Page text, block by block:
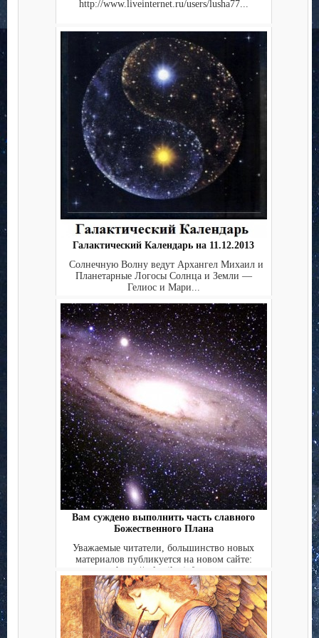
http://www.liveinternet.ru/users/lusha77...
Галактический Календарь на 11.12.2013
Солнечную Волну ведут Архангел Михаил и
Планетарные Логосы Солнца и Земли —
Гелиос и Мари...
Вам суждено выполнить часть славного
Божественного Плана
Уважаемые читатели, большинство новых
материалов публикуется на новом сайте:
https://galactika-info....